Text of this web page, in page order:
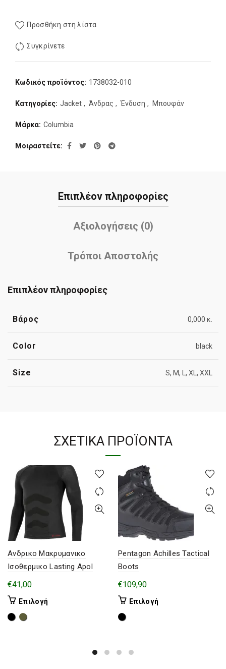
Προσθήκη στη λίστα
Συγκρίνετε
Κωδικός προϊόντος: 1738032-010
Κατηγορίες: Jacket , Άνδρας , Ένδυση , Μπουφάν
Μάρκα: Columbia
Μοιραστείτε
Επιπλέον πληροφορίες
Αξιολογήσεις (0)
Τρόποι Αποστολής
Επιπλέον πληροφορίες
Βάρος 0,000 κ.
Color black
Size S, M, L, XL, XXL
ΣΧΕΤΙΚΆ ΠΡΟΪΌΝΤΑ
Ανδρικο Μακρυμανικο
Ισοθερμικο Lasting Apol
€41,00
Επιλογή
Pentagon Achilles Tactical
Boots
€109,90
Επιλογή